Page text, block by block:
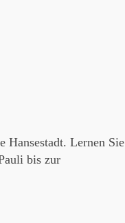
Hansestadt. Lernen Sie
bis zur